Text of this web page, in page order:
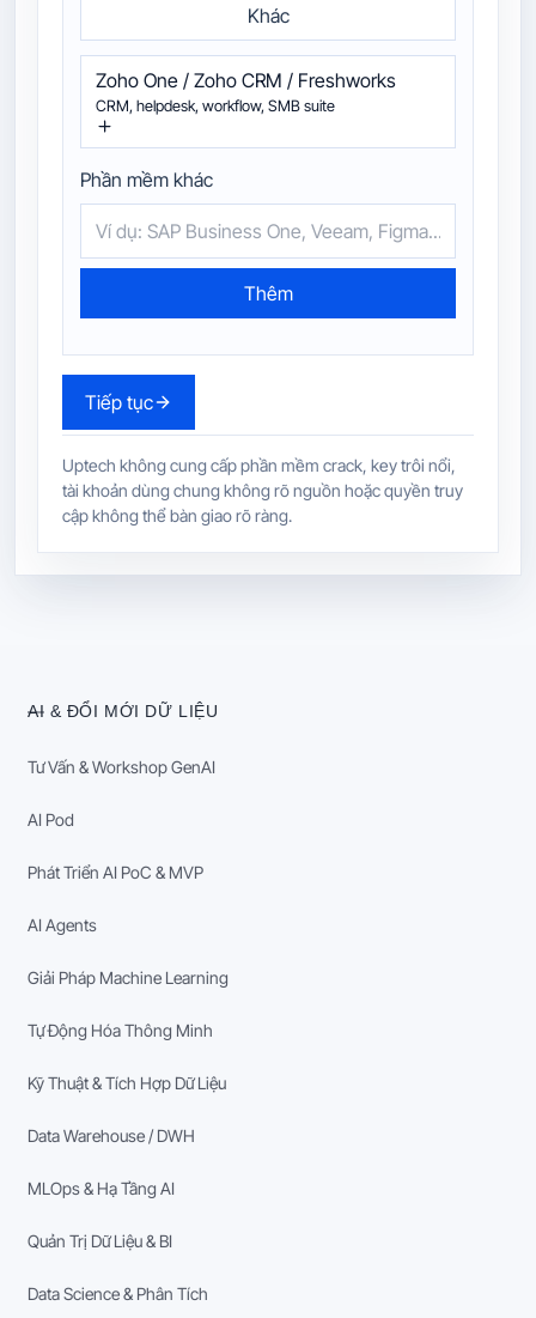
Khác
Zoho One / Zoho CRM / Freshworks
CRM, helpdesk, workflow, SMB suite
Phần mềm khác
Thêm
Tiếp tục
Uptech không cung cấp phần mềm crack, key trôi nổi,
tài khoản dùng chung không rõ nguồn hoặc quyền truy
cập không thể bàn giao rõ ràng.
AI & ĐỔI MỚI DỮ LIỆU
Tư Vấn & Workshop GenAI
AI Pod
Phát Triển AI PoC & MVP
AI Agents
Giải Pháp Machine Learning
Tự Động Hóa Thông Minh
Kỹ Thuật & Tích Hợp Dữ Liệu
Data Warehouse / DWH
MLOps & Hạ Tầng AI
Quản Trị Dữ Liệu & BI
Data Science & Phân Tích